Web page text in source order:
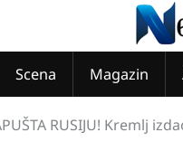
Scena Magazin
RUSIJU! Kremlj